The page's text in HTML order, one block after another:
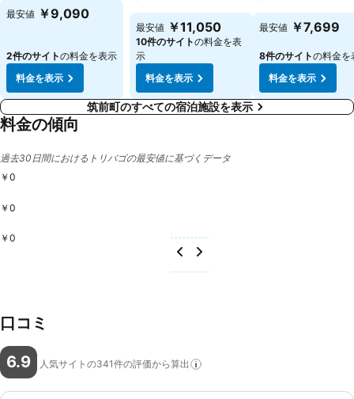
最安値 ￥9,090
2件のサイトの料金を表示
料金を表示
最安値 ￥11,050
10件のサイトの料金を表
示
料金を表示
最安値 ￥7,699
8件のサイトの料金を
料金を表示
筑前町のすべての宿泊施設を表示
料金の傾向
過去30日間におけるトリバゴの最安値に基づくデータ
￥0
￥0
￥0
口コミ
6.9 人気サイトの341件の評価から算出